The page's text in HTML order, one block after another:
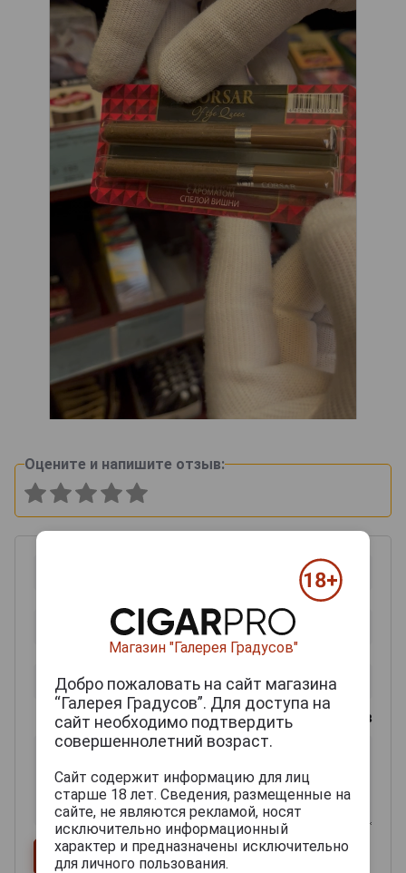
Оцените и напишите отзыв:
0из 2000 знаков
Магазин "Галерея Градусов"
Добро пожаловать на сайт магазина
“Галерея Градусов”. Для доступа на
сайт необходимо подтвердить
совершеннолетний возраст.
Сайт содержит информацию для лиц
старше 18 лет. Сведения, размещенные на
сайте, не являются рекламой, носят
исключительно информационный
характер и предназначены исключительно
для личного пользования.